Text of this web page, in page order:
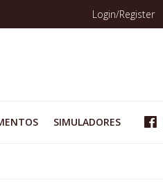
Login/Register
SIMULADORES